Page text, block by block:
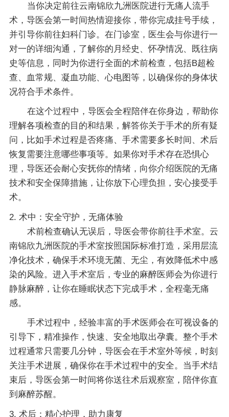
当你决定前往云南锦欣九洲医院进行无痛人流手
术，导医会第一时间热情迎接你，带你完成挂号手续，
并引导你前往妇科门诊。在门诊室，医生会与你进行一
对一的详细沟通，了解你的月经史、怀孕情况、既往病
史等信息，同时为你进行全面的术前检查，包括B超检
查、血常规、凝血功能、心电图等，以确保你的身体状
况符合手术条件。
在这个过程中，导医会全程陪伴在你身边，帮助你
理解各项检查的目的和结果，解答你关于手术的所有疑
问，比如手术过程是否疼痛、手术需要多长时间、术后
恢复需要注意哪些事项等。如果你对手术存在恐惧心
理，导医还会耐心安抚你的情绪，向你介绍医院的无痛
技术和安全保障措施，让你放下心理负担，安心接受手
术。
2. 术中：安全守护，无痛体验
术前检查确认无误后，导医会带你前往手术室。云
南锦欣九洲医院的手术室按照国际标准打造，采用层流
净化技术，确保手术环境无菌、无尘，有效降低术中感
染的风险。进入手术室后，专业的麻醉医师会为你进行
静脉麻醉，让你在睡眠状态下完成手术，全程毫无痛
感。
手术过程中，经验丰富的手术医师会在可视设备的
引导下，精准操作，快速、安全地取出孕囊。整个手术
过程通常只需要几分钟，导医会在手术室外等候，时刻
关注手术进展，确保你在手术过程中的安全。当手术结
束后，导医会第一时间将你送往术后观察室，陪伴你直
到麻醉苏醒。
3. 术后：精心护理，助力康复